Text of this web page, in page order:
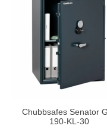
Chubbsafes Senator
190-KL-30